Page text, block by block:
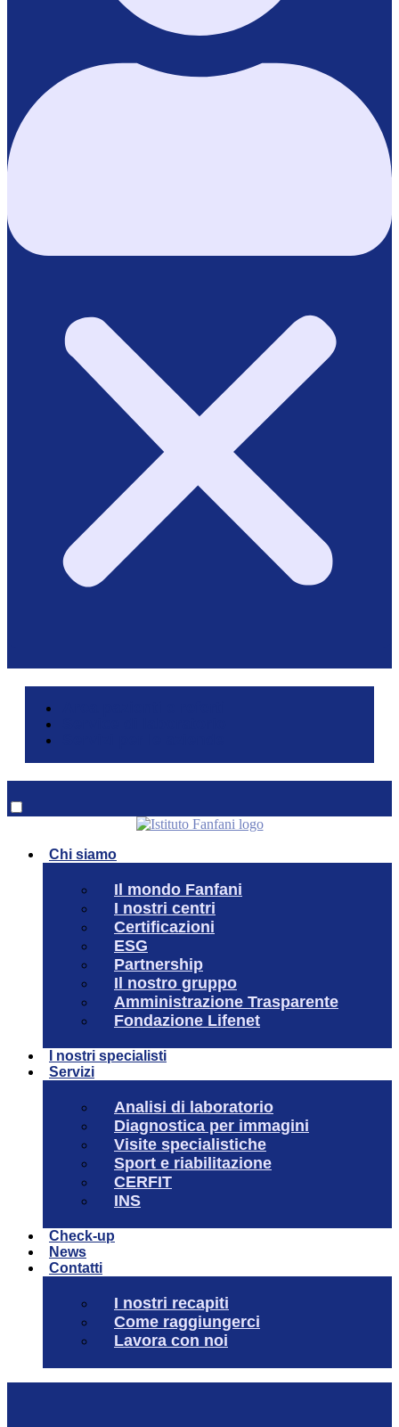
Chi siamo
Il mondo Fanfani
I nostri centri
Certificazioni
ESG
Partnership
Il nostro gruppo
Amministrazione Trasparente
Fondazione Lifenet
I nostri specialisti
Servizi
Analisi di laboratorio
Diagnostica per immagini
Visite specialistiche
Sport e riabilitazione
CERFIT
INS
Check-up
News
Contatti
I nostri recapiti
Come raggiungerci
Lavora con noi